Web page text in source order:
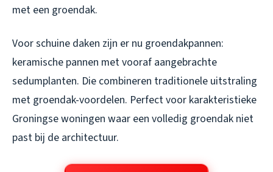
met een groendak.
Voor schuine daken zijn er nu groendakpannen:
keramische pannen met vooraf aangebrachte
sedumplanten. Die combineren traditionele uitstraling
met groendak-voordelen. Perfect voor karakteristieke
Groningse woningen waar een volledig groendak niet
past bij de architectuur.